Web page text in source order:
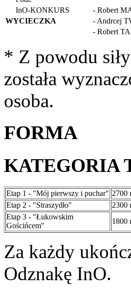
InO-KONKURS
- Robert
WYCIECZKA
- Andrcej
- Robert
* Z powodu
została
osoba.
FORMA
KATEGORIA
Etap 1 - "Mój pierwszy i puchar" 2700
Etap 2 - "Straszydło"
2300
Etap 3 - "Łukowskim
Gościńcem"
1800
Za każdy
Odznakę InO.